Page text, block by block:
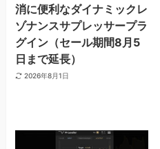
消に便利なダイナミックレ
ゾナンスサプレッサープラ
グイン（セール期間8月5
日まで延長）
2026年8月1日